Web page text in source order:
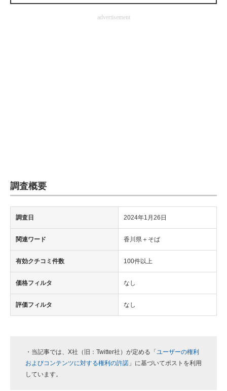
製造業のIT導入・活用を支援advertisement
調査概要
調査日 2024年1月26日
関連ワード 香川県＋そば
有効クチコミ件数 100件以上
価格フィルタ なし
評価フィルタ なし
・当記事では、X社（旧：Twitter社）が定める「 ユーザーの権利
およびコンテンツに対する権利の許諾 」に基づいてポストを利用
しています。